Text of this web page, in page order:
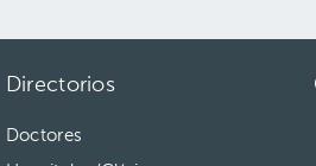
Directorios
Doctores